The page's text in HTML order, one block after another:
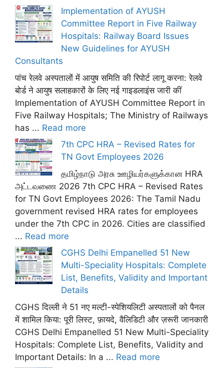
Implementation of AYUSH
Committee Report in Five Railway
Hospitals: Railway Board Issues
New Guidelines for AYUSH
Consultants
पांच रेलवे अस्पतालों में आयुष समिति की रिपोर्ट लागू करना: रेलवे
बोर्ड ने आयुष सलाहकारों के लिए नई गाइडलाइंस जारी कीं
Implementation of AYUSH Committee Report in
Five Railway Hospitals; The Ministry of Railways
has ... Read more
7th CPC HRA – Revised Rates for
TN Govt Employees 2026
தமிழ்நாடு அரசு ஊழியர்களுக்கான HRA
அட்டவணை 2026 7th CPC HRA – Revised Rates
for TN Govt Employees 2026: The Tamil Nadu
government revised HRA rates for employees
under the 7th CPC in 2026. Cities are classified
... Read more
CGHS Delhi Empanelled 51 New
Multi-Speciality Hospitals: Complete
List, Benefits, Validity and Important
Details
CGHS दिल्ली ने 51 नए मल्टी-स्पेशियलिटी अस्पतालों को पैनल
में शामिल किया: पूरी लिस्ट, फ़ायदे, वैलिडिटी और ज़रूरी जानकारी
CGHS Delhi Empanelled 51 New Multi-Speciality
Hospitals: Complete List, Benefits, Validity and
Important Details: In a ... Read more